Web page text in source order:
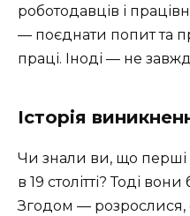
роботодавців і
— поєднати попит та
праці. Іноді — не
Історія
Чи знали ви, що перші
в 19 столітті? Тоді
Згодом —